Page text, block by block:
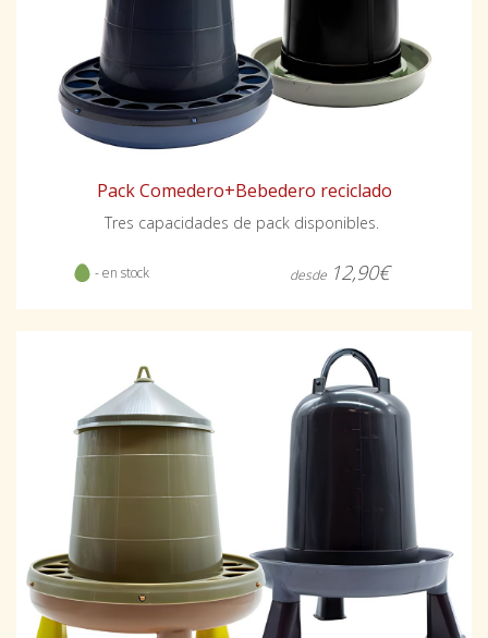
Pack Comedero+Bebedero reciclado
Tres capacidades de pack disponibles.
- en stock desde 12,90€